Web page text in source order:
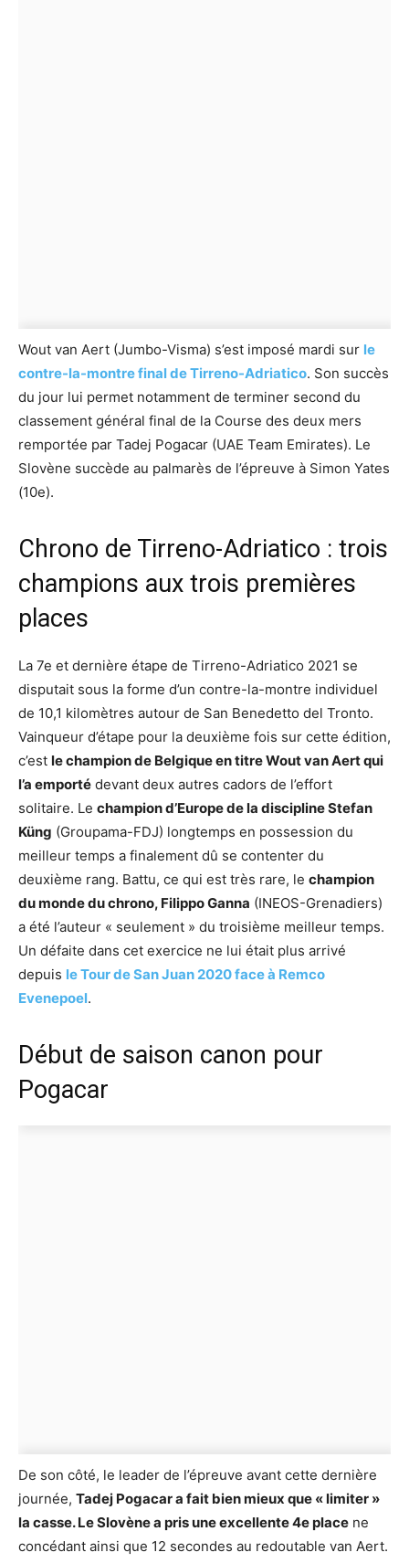
Wout van Aert (Jumbo-Visma) s’est imposé mardi sur le
contre-la-montre final de Tirreno-Adriatico. Son succès
du jour lui permet notamment de terminer second du
classement général final de la Course des deux mers
remportée par Tadej Pogacar (UAE Team Emirates). Le
Slovène succède au palmarès de l’épreuve à Simon Yates
(10e).
Chrono de Tirreno-Adriatico : trois
champions aux trois premières
places
La 7e et dernière étape de Tirreno-Adriatico 2021 se
disputait sous la forme d’un contre-la-montre individuel
de 10,1 kilomètres autour de San Benedetto del Tronto.
Vainqueur d’étape pour la deuxième fois sur cette édition,
c’est le champion de Belgique en titre Wout van Aert qui
l’a emporté devant deux autres cadors de l’effort
solitaire. Le champion d’Europe de la discipline Stefan
Küng (Groupama-FDJ) longtemps en possession du
meilleur temps a finalement dû se contenter du
deuxième rang. Battu, ce qui est très rare, le champion
du monde du chrono, Filippo Ganna (INEOS-Grenadiers)
a été l’auteur « seulement » du troisième meilleur temps.
Un défaite dans cet exercice ne lui était plus arrivé
depuis le Tour de San Juan 2020 face à Remco
Evenepoel.
Début de saison canon pour
Pogacar
De son côté, le leader de l’épreuve avant cette dernière
journée, Tadej Pogacar a fait bien mieux que « limiter »
la casse. Le Slovène a pris une excellente 4e place ne
concédant ainsi que 12 secondes au redoutable van Aert.